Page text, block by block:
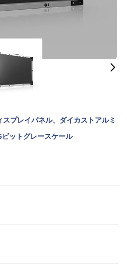
プレイパネル、ダイカストアルミ
ットグレースケール